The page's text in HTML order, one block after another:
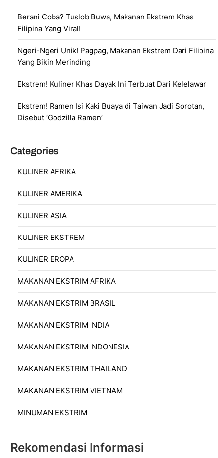
Berani Coba? Tuslob Buwa, Makanan Ekstrem Khas
Filipina Yang Viral!
Ngeri-Ngeri Unik! Pagpag, Makanan Ekstrem Dari Filipina
Yang Bikin Merinding
Ekstrem! Kuliner Khas Dayak Ini Terbuat Dari Kelelawar
Ekstrem! Ramen Isi Kaki Buaya di Taiwan Jadi Sorotan,
Disebut ‘Godzilla Ramen’
Categories
KULINER AFRIKA
KULINER AMERIKA
KULINER ASIA
KULINER EKSTREM
KULINER EROPA
MAKANAN EKSTRIM AFRIKA
MAKANAN EKSTRIM BRASIL
MAKANAN EKSTRIM INDIA
MAKANAN EKSTRIM INDONESIA
MAKANAN EKSTRIM THAILAND
MAKANAN EKSTRIM VIETNAM
MINUMAN EKSTRIM
Rekomendasi Informasi